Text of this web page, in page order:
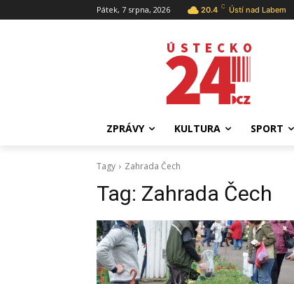
Pátek, 7 srpna, 2026 20.4 C Ústí nad Labem
ZPRÁVY KULTURA SPORT
Tagy Zahrada Čech
Tag: Zahrada Čech